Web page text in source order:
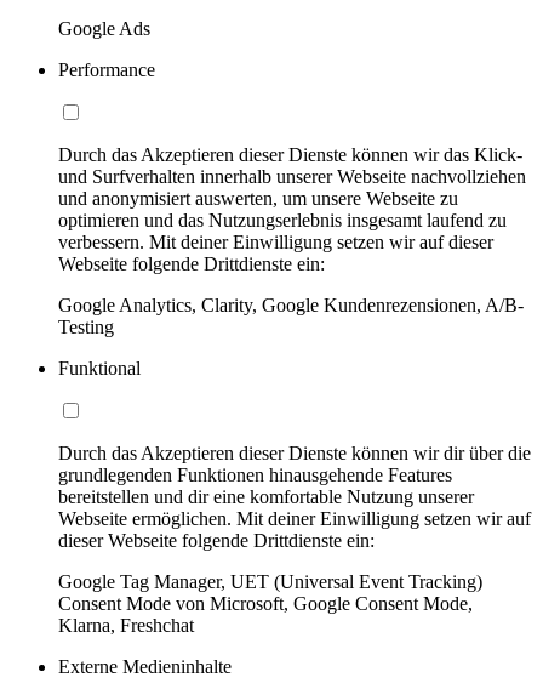
Google Ads
Performance
Durch das Akzeptieren dieser Dienste können wir das Klick-
und Surfverhalten innerhalb unserer Webseite nachvollziehen
und anonymisiert auswerten, um unsere Webseite zu
optimieren und das Nutzungserlebnis insgesamt laufend zu
verbessern. Mit deiner Einwilligung setzen wir auf dieser
Webseite folgende Drittdienste ein:
Google Analytics, Clarity, Google Kundenrezensionen, A/B-
Testing
Funktional
Durch das Akzeptieren dieser Dienste können wir dir über die
grundlegenden Funktionen hinausgehende Features
bereitstellen und dir eine komfortable Nutzung unserer
Webseite ermöglichen. Mit deiner Einwilligung setzen wir auf
dieser Webseite folgende Drittdienste ein:
Google Tag Manager, UET (Universal Event Tracking)
Consent Mode von Microsoft, Google Consent Mode,
Klarna, Freshchat
Externe Medieninhalte